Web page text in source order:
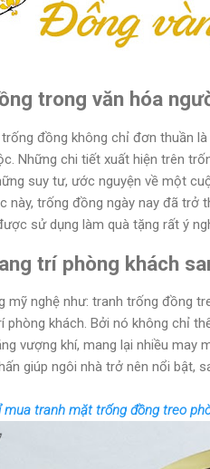
trong văn hóa
đồng không chỉ đơn thuần
Những chi tiết xuất hiện trên
suy tư, ước nguyện về một
này, trống đồng ngày nay đã trở
sử dụng làm quà tặng rất ý
trí phòng khách
mỹ nghệ như: tranh trống đồng
phòng khách. Bởi nó không chỉ
vượng khí, mang lại nhiều
giúp ngôi nhà trở nên nổi bật,
mua tranh mặt trống đồng treo